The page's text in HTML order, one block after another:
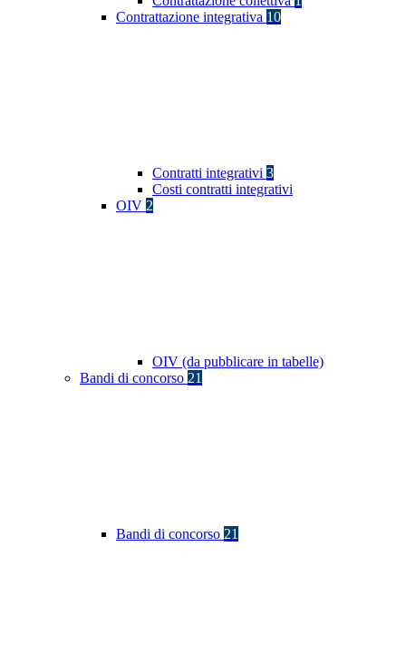
Contrattazione integrativa 10
Contratti integrativi 3
Costi contratti integrativi
OIV 2
OIV (da pubblicare in tabelle)
Bandi di concorso 21
Bandi di concorso 21